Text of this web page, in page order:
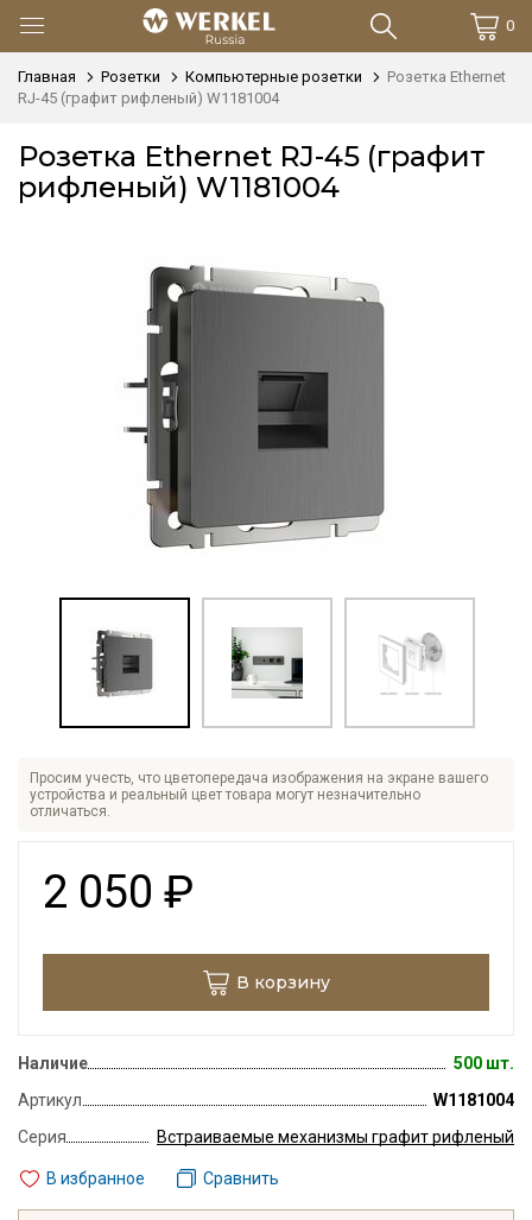
0
Главная Розетки Компьютерные розетки
Розетка Ethernet
RJ-45 (графит рифленый) W1181004
Розетка Ethernet RJ-45 (графит
рифленый) W1181004
Просим учесть, что цветопередача изображения на экране вашего
устройства и реальный цвет товара могут незначительно
отличаться.
2 050 ₽
В корзину
Наличие
500 шт.
Артикул
W1181004
Серия
Встраиваемые механизмы графит рифленый
В избранное Сравнить